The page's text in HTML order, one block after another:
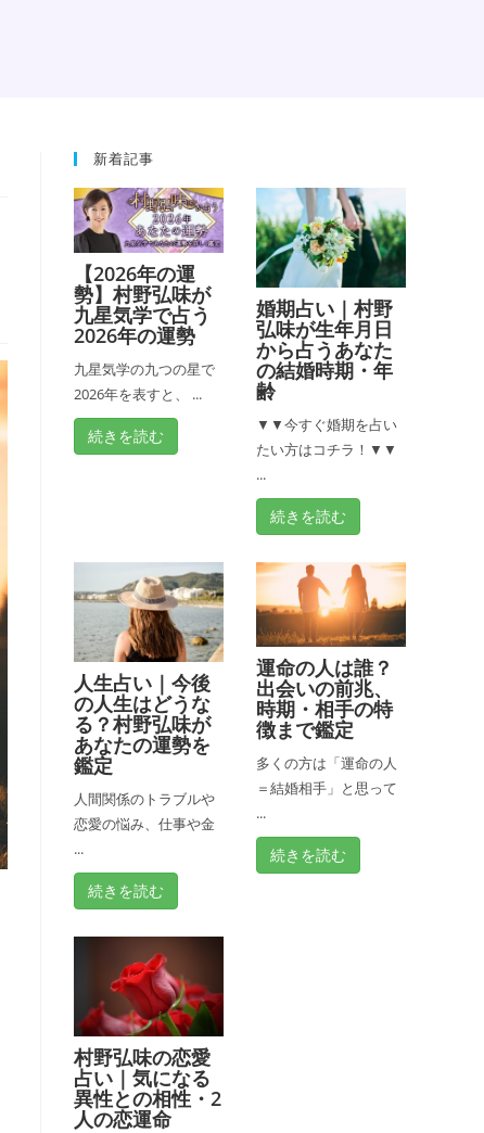
新着記事
【2026年の運
勢】村野弘味が
九星気学で占う
2026年の運勢
九星気学の九つの星で
2026年を表すと、 ...
続きを読む
婚期占い｜村野
弘味が生年月日
から占うあなた
の結婚時期・年
齢
▼▼今すぐ婚期を占い
たい方はコチラ！▼▼
...
続きを読む
人生占い｜今後
の人生はどうな
る？村野弘味が
あなたの運勢を
鑑定
人間関係のトラブルや
恋愛の悩み、仕事や金
...
続きを読む
運命の人は誰？
出会いの前兆、
時期・相手の特
徴まで鑑定
多くの方は「運命の人
＝結婚相手」と思って
...
続きを読む
村野弘味の恋愛
占い｜気になる
異性との相性・2
人の恋運命